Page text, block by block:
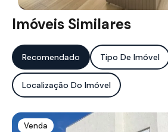
Imóveis Similares
Recomendado Tipo De Imóvel
Localização Do Imóvel
Venda